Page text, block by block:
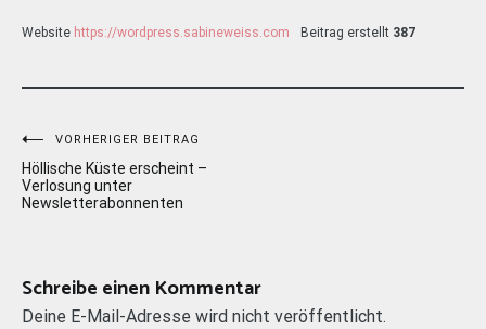
Website https://wordpress.sabineweiss.com Beitrag erstellt 387
Beitragsnavigation
VORHERIGER BEITRAG
Höllische Küste erscheint –
Verlosung unter
Newsletterabonnenten
Schreibe einen Kommentar
Deine E-Mail-Adresse wird nicht veröffentlicht.